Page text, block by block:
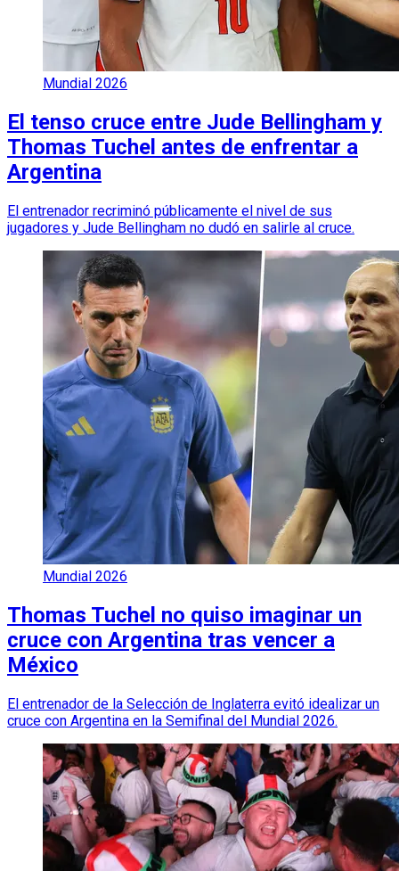
Mundial 2026
El tenso cruce entre Jude Bellingham y
Thomas Tuchel antes de enfrentar a
Argentina
El entrenador recriminó públicamente el nivel de sus
jugadores y Jude Bellingham no dudó en salirle al cruce.
Mundial 2026
Thomas Tuchel no quiso imaginar un
cruce con Argentina tras vencer a
México
El entrenador de la Selección de Inglaterra evitó idealizar un
cruce con Argentina en la Semifinal del Mundial 2026.